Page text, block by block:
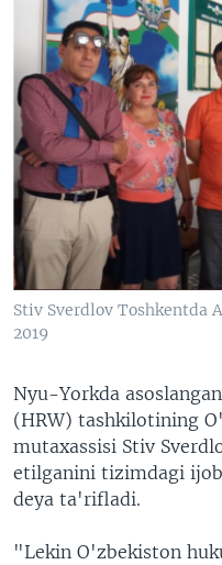
Stiv Sverdlov Toshkentda
2019
Nyu-Yorkda
(HRW) tashkilotining
mutaxassisi Stiv
etilganini tizimdagi
deya ta'rifladi.
"Lekin O'zbekiston